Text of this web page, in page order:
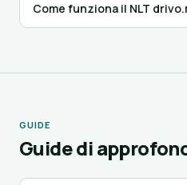
Come funziona il NLT
GUIDE
Guide di